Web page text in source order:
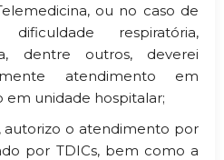
ou no caso de
respiratória,
dentre outros, deverei
atendimento em
unidade hospitalar;
o atendimento por
por TDICs, bem como a